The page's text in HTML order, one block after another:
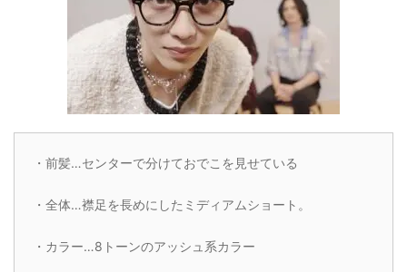
・前髪…センターで分けておでこを見せている
・全体…襟足を長めにしたミディアムショート。
・カラー…8トーンのアッシュ系カラー